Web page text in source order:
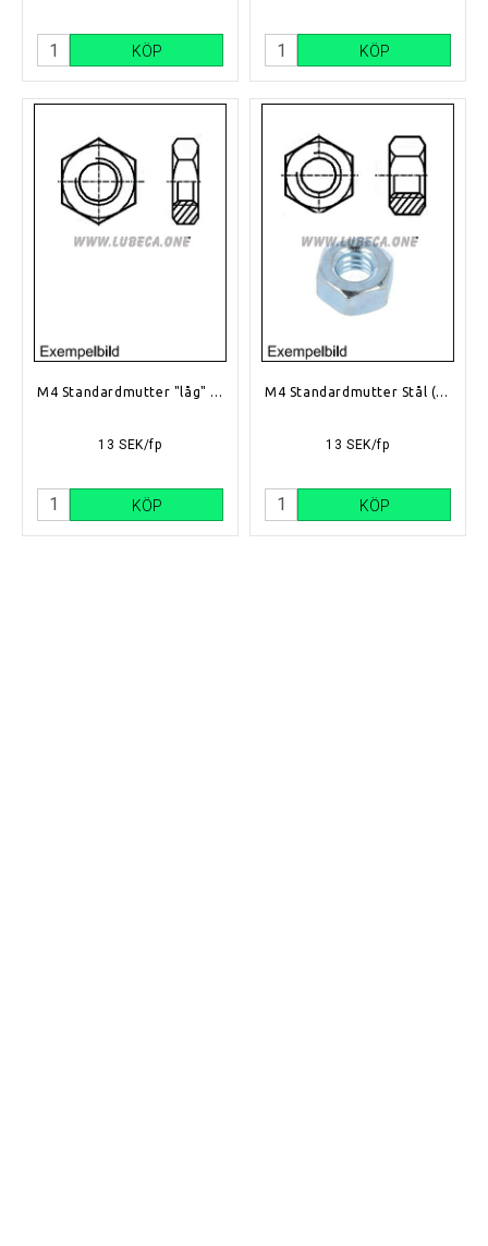
KÖP KÖP
13 SEK/fp
KÖP
13 SEK/fp
KÖP